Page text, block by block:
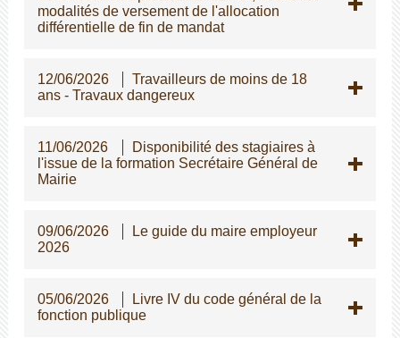
modalités de versement de l'allocation
différentielle de fin de mandat
12/06/2026
Travailleurs de moins de 18
ans - Travaux dangereux
11/06/2026
Disponibilité des stagiaires à
l'issue de la formation Secrétaire Général de
Mairie
09/06/2026
Le guide du maire employeur
2026
05/06/2026
Livre IV du code général de la
fonction publique